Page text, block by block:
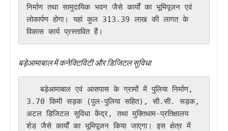
निर्माण तथा सामुदायिक भवन जैसे कार्यों का भूमिपूजन एवं
लोकार्पण होगा। यहां कुल 313.39 लाख की लागत के
विकास कार्य प्रस्तावित हैं।
बड़ेआमाबाल में कनेक्टिविटी और डिजिटल सुविधा
   बड़ेआमाबाल एवं आसपास के ग्रामों में पुलिया निर्माण,
3.70 किमी सड़क (पुल-पुलिया सहित), सी.सी. सड़क,
अटल डिजिटल सुविधा केंद्र, तथा मुक्तिधाम-प्रतिक्षालय
शेड जैसे कार्यों का भूमिपूजन किया जाएगा। इस क्षेत्र में